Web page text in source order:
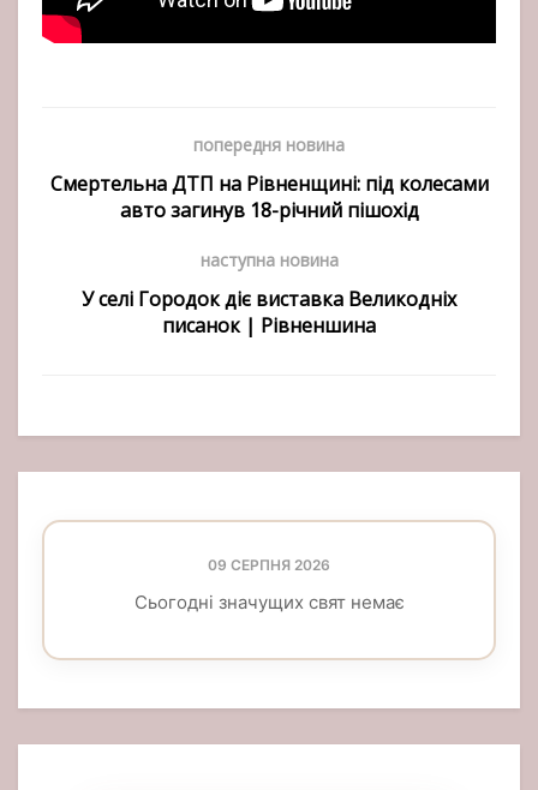
попередня новина
Смертельна ДТП на Рівненщині: під колесами
авто загинув 18-річний пішохід
наступна новина
У селі Городок діє виставка Великодніх
писанок | Рівненшина
09 СЕРПНЯ 2026
Сьогодні значущих свят немає